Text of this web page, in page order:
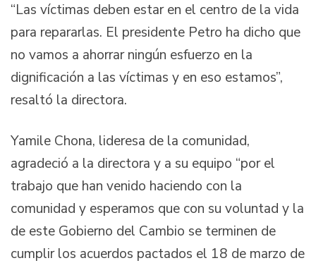
“Las víctimas deben estar en el centro de la vida
para repararlas. El presidente Petro ha dicho que
no vamos a ahorrar ningún esfuerzo en la
dignificación a las víctimas y en eso estamos”,
resaltó la directora.
Yamile Chona, lideresa de la comunidad,
agradeció a la directora y a su equipo “por el
trabajo que han venido haciendo con la
comunidad y esperamos que con su voluntad y la
de este Gobierno del Cambio se terminen de
cumplir los acuerdos pactados el 18 de marzo de